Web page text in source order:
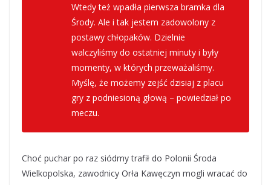
Wtedy też wpadła pierwsza bramka dla
Środy. Ale i tak jestem zadowolony z
postawy chłopaków. Dzielnie
walczyliśmy do ostatniej minuty i były
momenty, w których przeważaliśmy.
Myślę, że możemy zejść dzisiaj z placu
gry z podniesioną głową – powiedział po
meczu.
Choć puchar po raz siódmy trafił do Polonii Środa
Wielkopolska, zawodnicy Orła Kawęczyn mogli wracać do